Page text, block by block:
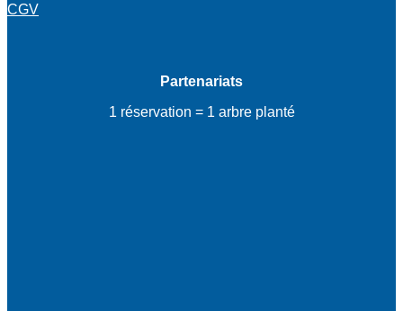
CGV
Partenariats
1 réservation = 1 arbre planté